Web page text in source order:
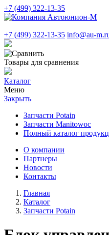
+7 (499) 322-13-35
+7 (499) 322-13-35 info@au-
Товары для сравнения
Каталог
Меню
Закрыть
Запчасти Potain
Запчасти Manitowoc
Полный каталог
О компании
Партнеры
Новости
Контакты
Главная
Каталог
Запчасти Potain